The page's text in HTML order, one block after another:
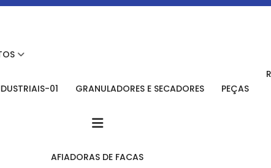
01 GRANULADORES E SECADORES PEÇAS
AFIADORAS DE FACAS